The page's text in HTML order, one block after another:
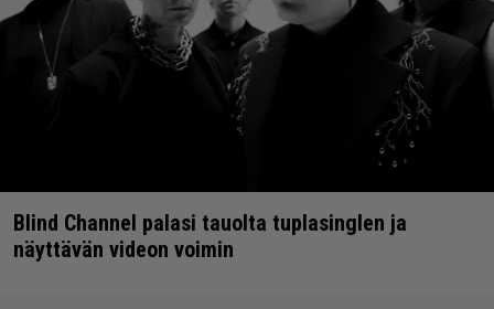
Blind Channel palasi tauolta tuplasinglen ja
näyttävän videon voimin